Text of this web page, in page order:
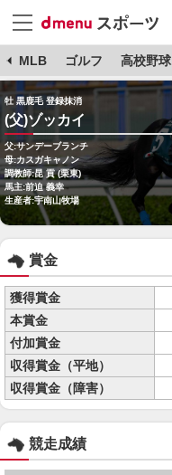
MLB ゴルフ 高校野球
牡 黒鹿毛 登録抹消
(父)ゾッカイ
父:サンデーブランチ
母:カスガキャノン
調教師:昆 貢 (栗東)
馬主:前迫 義幸
生産者:宇南山牧場
賞金
獲得賞金
本賞金
付加賞金
収得賞金（平地）
収得賞金（障害）
競走成績